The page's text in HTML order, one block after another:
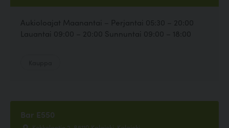
Aukioloajat Maanantai – Perjantai 05:30 – 20:00
Lauantai 09:00 – 20:00 Sunnuntai 09:00 – 18:00
Bar E550